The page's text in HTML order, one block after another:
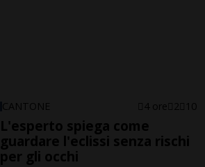
CANTONE 4 ore 2 10
L'esperto spiega come
guardare l'eclissi senza rischi
per gli occhi